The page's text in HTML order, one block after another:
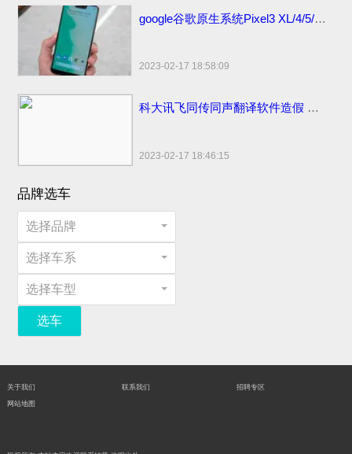
google谷歌原生系统Pixel3 XL/4/5/6 pro手机价格：刘海屏设计顶配版曾卖6900元
2023-02-17 18:58:09
科大讯飞同传同声翻译软件造假 浮夸不能只罚酒三杯
2023-02-17 18:46:15
品牌选车
选择品牌
选择车系
选择车型
选车
关于我们 联系我们 招聘专区
网站地图